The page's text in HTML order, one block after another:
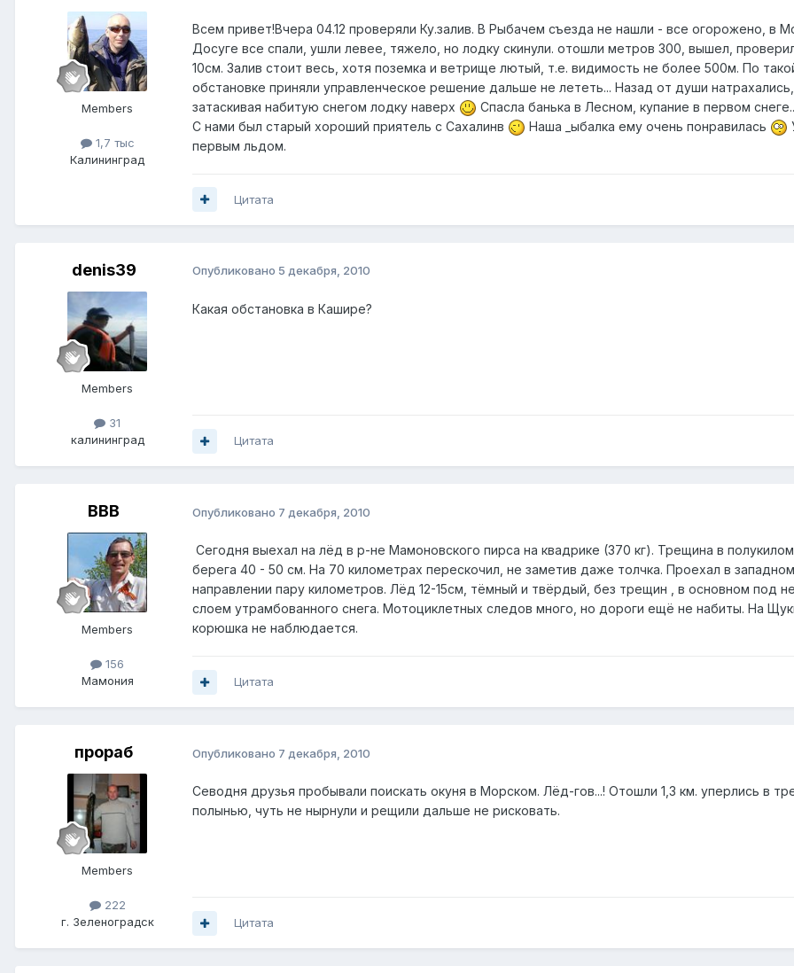
Members
1,7 тыс
Калининград
Всем привет!Вчера 04.12 проверяли Ку.залив. В Рыбачем съезда не нашли - все огорожено, в
Досуге все спали, ушли левее, тяжело, но лодку скинули. отошли метров 300, вышел,
10см. Залив стоит весь, хотя поземка и ветрище лютый, т.е. видимость не более 500м. По
обстановке приняли управленческое решение дальше не лететь... Назад от души натрахались,
затаскивая набитую снегом лодку наверх
Спасла банька в Лесном, купание в первом
С нами был старый хороший приятель с Сахалинв
Наша _ыбалка ему очень понравилась
первым льдом.
Цитата
denis39
Members
31
калининград
Опубликовано 5 декабря, 2010
Какая обстановка в Кашире?
Цитата
ВВВ
Members
156
Мамония
Опубликовано 7 декабря, 2010
Сегодня выехал на лёд в р-не Мамоновского пирса на квадрике (370 кг). Трещина в
берега 40 - 50 см. На 70 километрах перескочил, не заметив даже толчка. Проехал в западном
направлении пару километров. Лёд 12-15см, тёмный и твёрдый, без трещин , в основном под
слоем утрамбованного снега. Мотоциклетных следов много, но дороги ещё не набиты. На
корюшка не наблюдается.
Цитата
прораб
Members
222
г. Зеленоградск
Опубликовано 7 декабря, 2010
Севодня друзья пробывали поискать окуня в Морском. Лёд-гов...! Отошли 1,3 км. уперлись в
полынью, чуть не нырнули и рещили дальше не рисковать.
Цитата